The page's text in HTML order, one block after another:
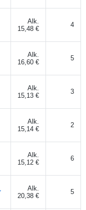
Alk.
15,48 €
4
Alk.
16,60 €
5
Alk.
15,13 €
3
Alk.
15,14 €
2
Alk.
15,12 €
6
Alk.
20,38 €
5